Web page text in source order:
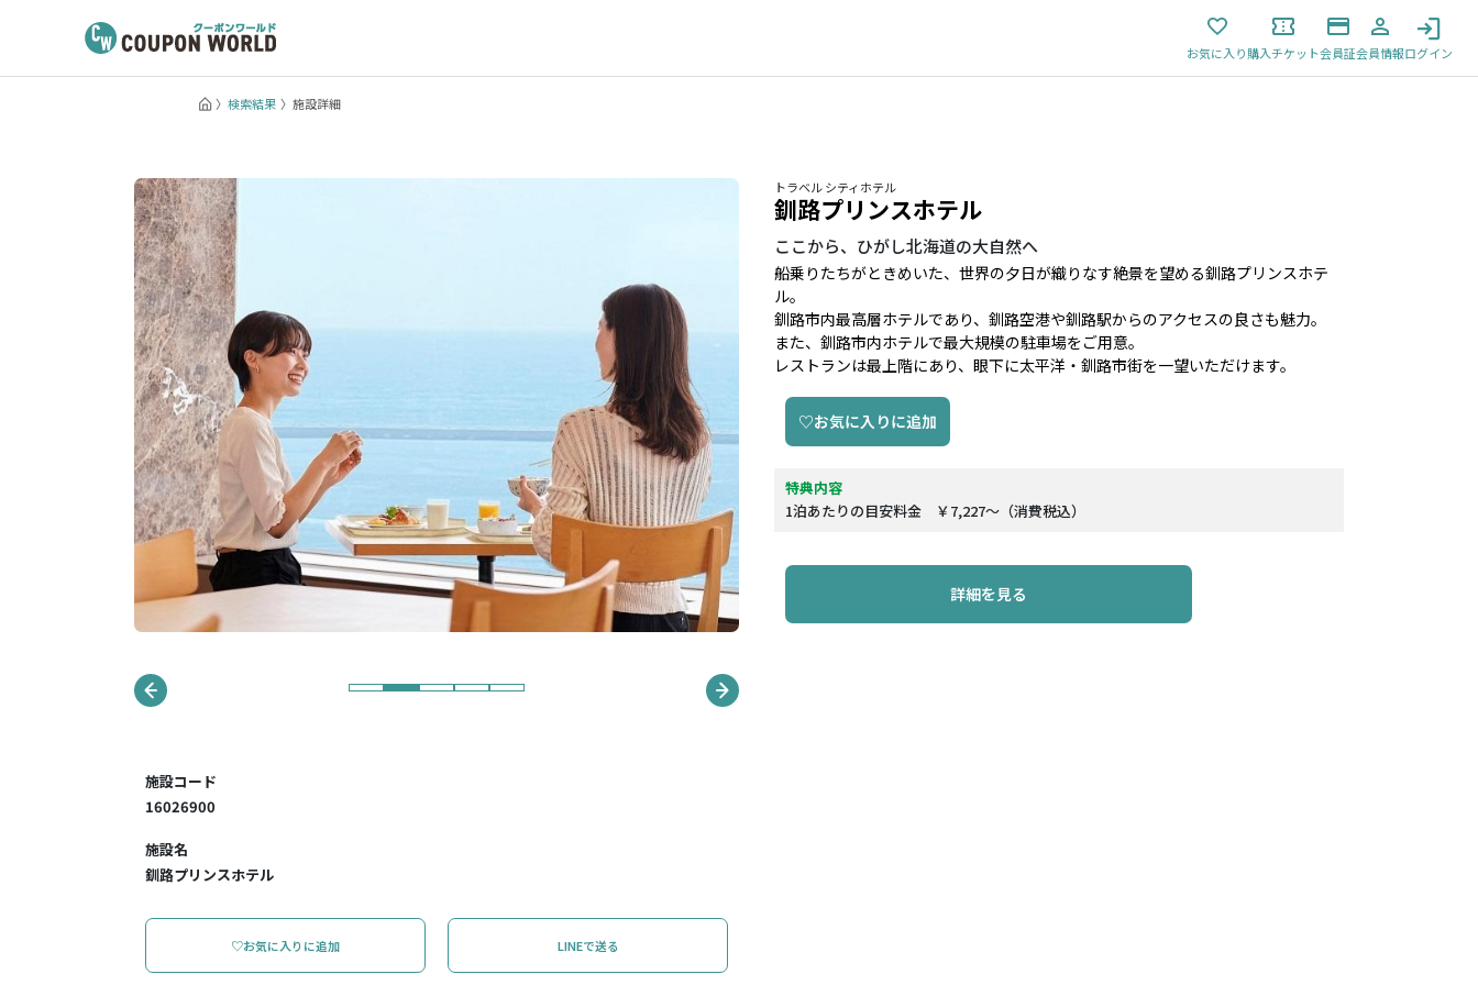
お気に入り購入チケット会員証会員情報ログイン
検索結果 施設詳細
トラベル シティホテル
釧路プリンスホテル
ここから、ひがし北海道の大自然へ
船乗りたちがときめいた、世界の夕日が織りなす絶景を望める釧路プリンスホテ
ル。
釧路市内最高層ホテルであり、釧路空港や釧路駅からのアクセスの良さも魅力。
また、釧路市内ホテルで最大規模の駐車場をご用意。
レストランは最上階にあり、眼下に太平洋・釧路市街を一望いただけます。
♡お気に入りに追加
特典内容
1泊あたりの目安料金 ￥7,227～（消費税込）
詳細を見る
施設コード
16026900
施設名
釧路プリンスホテル
♡お気に入りに追加 LINEで送る